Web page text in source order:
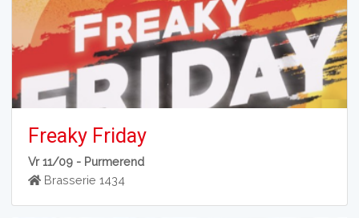
Freaky Friday
Vr 11/09 - Purmerend
Brasserie 1434